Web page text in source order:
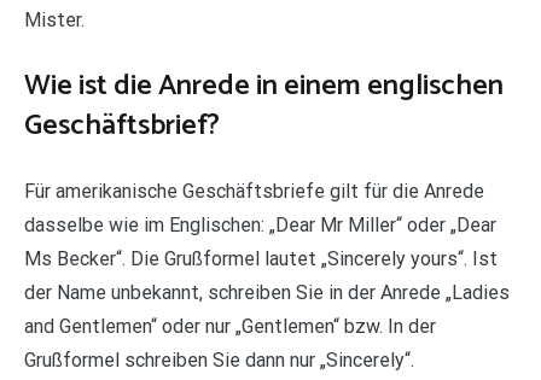
Mister.
Wie ist die Anrede in einem englischen
Geschäftsbrief?
Für amerikanische Geschäftsbriefe gilt für die Anrede
dasselbe wie im Englischen: „Dear Mr Miller“ oder „Dear
Ms Becker“. Die Grußformel lautet „Sincerely yours“. Ist
der Name unbekannt, schreiben Sie in der Anrede „Ladies
and Gentlemen“ oder nur „Gentlemen“ bzw. In der
Grußformel schreiben Sie dann nur „Sincerely“.